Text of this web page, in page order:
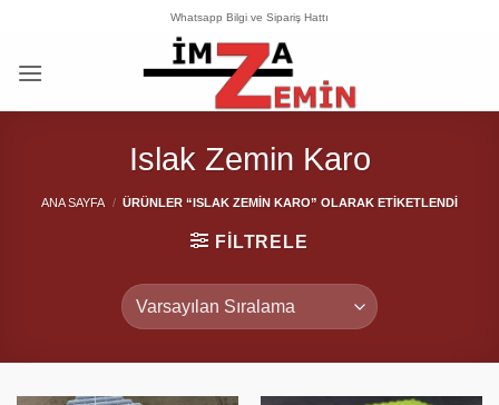
Whatsapp Bilgi ve Sipariş Hattı
Islak Zemin Karo
ANA SAYFA / ÜRÜNLER “ISLAK ZEMIN KARO” OLARAK ETIKETLENDI
FILTRELE